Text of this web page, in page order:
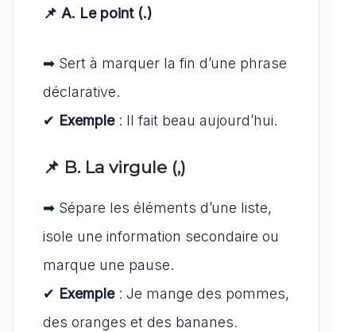
📌 A. Le point (.)
➡ Sert à marquer la fin d’une phrase
déclarative.
✔ Exemple: Il fait beau aujourd’hui.
📌 B. La virgule (,)
➡ Sépare les éléments d’une liste,
isole une information secondaire ou
marque une pause.
✔ Exemple: Je mange des pommes,
des oranges et des bananes.